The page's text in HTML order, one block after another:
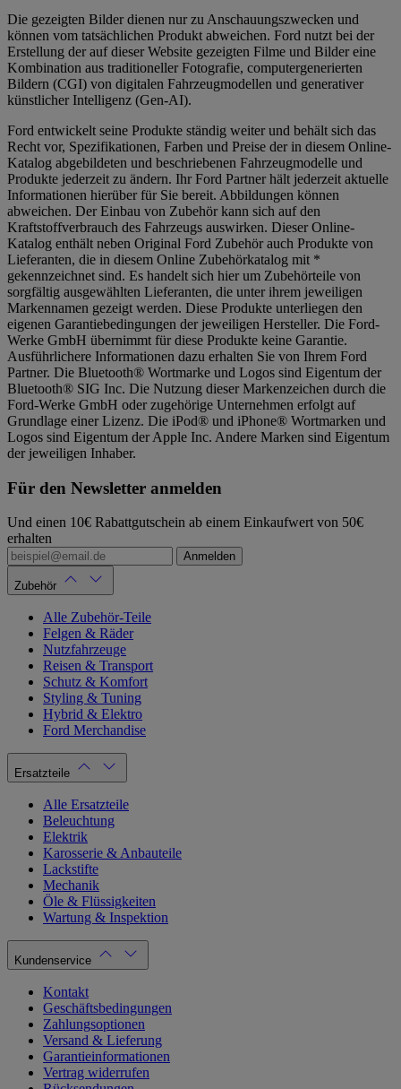
Die gezeigten Bilder dienen nur zu Anschauungszwecken und
können vom tatsächlichen Produkt abweichen. Ford nutzt bei der
Erstellung der auf dieser Website gezeigten Filme und Bilder eine
Kombination aus traditioneller Fotografie, computergenerierten
Bildern (CGI) von digitalen Fahrzeugmodellen und generativer
künstlicher Intelligenz (Gen-AI).
Ford entwickelt seine Produkte ständig weiter und behält sich das
Recht vor, Spezifikationen, Farben und Preise der in diesem Online-
Katalog abgebildeten und beschriebenen Fahrzeugmodelle und
Produkte jederzeit zu ändern. Ihr Ford Partner hält jederzeit aktuelle
Informationen hierüber für Sie bereit. Abbildungen können
abweichen. Der Einbau von Zubehör kann sich auf den
Kraftstoffverbrauch des Fahrzeugs auswirken. Dieser Online-
Katalog enthält neben Original Ford Zubehör auch Produkte von
Lieferanten, die in diesem Online Zubehörkatalog mit *
gekennzeichnet sind. Es handelt sich hier um Zubehörteile von
sorgfältig ausgewählten Lieferanten, die unter ihrem jeweiligen
Markennamen gezeigt werden. Diese Produkte unterliegen den
eigenen Garantiebedingungen der jeweiligen Hersteller. Die Ford-
Werke GmbH übernimmt für diese Produkte keine Garantie.
Ausführlichere Informationen dazu erhalten Sie von Ihrem Ford
Partner. Die Bluetooth® Wortmarke und Logos sind Eigentum der
Bluetooth® SIG Inc. Die Nutzung dieser Markenzeichen durch die
Ford-Werke GmbH oder zugehörige Unternehmen erfolgt auf
Grundlage einer Lizenz. Die iPod® und iPhone® Wortmarken und
Logos sind Eigentum der Apple Inc. Andere Marken sind Eigentum
der jeweiligen Inhaber.
Für den Newsletter anmelden
Und einen 10€ Rabattgutschein ab einem Einkaufwert von 50€
erhalten
Anmelden
Zubehör
Alle Zubehör-Teile
Felgen & Räder
Nutzfahrzeuge
Reisen & Transport
Schutz & Komfort
Styling & Tuning
Hybrid & Elektro
Ford Merchandise
Ersatzteile
Alle Ersatzteile
Beleuchtung
Elektrik
Karosserie & Anbauteile
Lackstifte
Mechanik
Öle & Flüssigkeiten
Wartung & Inspektion
Kundenservice
Kontakt
Geschäftsbedingungen
Zahlungsoptionen
Versand & Lieferung
Garantieinformationen
Vertrag widerrufen